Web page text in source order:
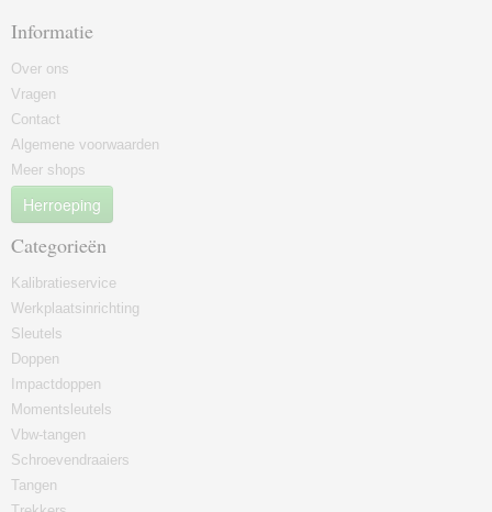
Informatie
Over ons
Vragen
Contact
Algemene voorwaarden
Meer shops
Herroeping
Categorieën
Kalibratieservice
Werkplaatsinrichting
Sleutels
Doppen
Impactdoppen
Momentsleutels
Vbw-tangen
Schroevendraaiers
Tangen